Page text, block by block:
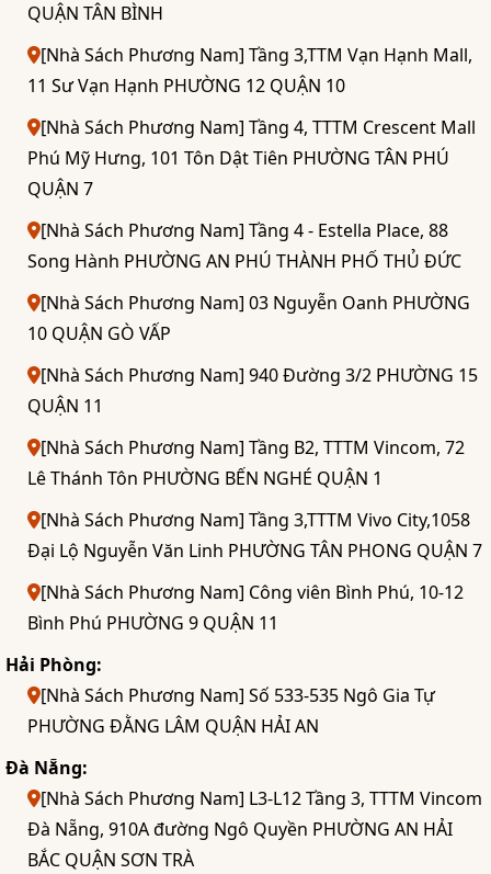
QUẬN TÂN BÌNH
[Nhà Sách Phương Nam] Tầng 3,TTM Vạn Hạnh Mall,
11 Sư Vạn Hạnh PHƯỜNG 12 QUẬN 10
[Nhà Sách Phương Nam] Tầng 4, TTTM Crescent Mall
Phú Mỹ Hưng, 101 Tôn Dật Tiên PHƯỜNG TÂN PHÚ
QUẬN 7
[Nhà Sách Phương Nam] Tầng 4 - Estella Place, 88
Song Hành PHƯỜNG AN PHÚ THÀNH PHỐ THỦ ĐỨC
[Nhà Sách Phương Nam] 03 Nguyễn Oanh PHƯỜNG
10 QUẬN GÒ VẤP
[Nhà Sách Phương Nam] 940 Đường 3/2 PHƯỜNG 15
QUẬN 11
[Nhà Sách Phương Nam] Tầng B2, TTTM Vincom, 72
Lê Thánh Tôn PHƯỜNG BẾN NGHÉ QUẬN 1
[Nhà Sách Phương Nam] Tầng 3,TTTM Vivo City,1058
Đại Lộ Nguyễn Văn Linh PHƯỜNG TÂN PHONG QUẬN 7
[Nhà Sách Phương Nam] Công viên Bình Phú, 10-12
Bình Phú PHƯỜNG 9 QUẬN 11
Hải Phòng:
[Nhà Sách Phương Nam] Số 533-535 Ngô Gia Tự
PHƯỜNG ĐẰNG LÂM QUẬN HẢI AN
Đà Nẵng:
[Nhà Sách Phương Nam] L3-L12 Tầng 3, TTTM Vincom
Đà Nẵng, 910A đường Ngô Quyền PHƯỜNG AN HẢI
BẮC QUẬN SƠN TRÀ